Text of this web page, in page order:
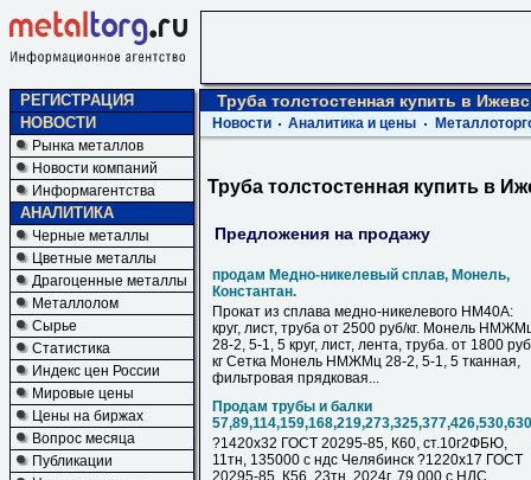
РЕГИСТРАЦИЯ
НОВОСТИ
Рынка металлов
Новости компаний
Информагентства
АНАЛИТИКА
Черные металлы
Цветные металлы
Драгоценные металлы
Металлолом
Сырье
Статистика
Индекс цен России
Мировые цены
Цены на биржах
Вопрос месяца
Публикации
Труба толстостенная купить в
Новости Аналитика и цены
Труба толстостенная купить в
Предложения на продажу
продам Медно-никелевый сплав, Монель,
Константан.
Прокат из сплава медно-никелевого НМ40А:
круг, лист, труба от 2500 руб/кг. Монель
28-2, 5-1, 5 круг, лист, лента, труба. от 1800
кг Сетка Монель НМЖМц 28-2, 5-1, 5 тканная,
фильтровая прядковая...
Продам трубы и балки
?1420х32 ГОСТ 20295-85, К60, ст.10г2ФБЮ,
11тн, 135000 с ндс Челябинск ?1220х17 ГОСТ
20295-85, К56, 23тн, 2024г, 79 000 с НДC,